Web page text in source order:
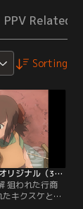
PPV Related
Sorting
NARUTO-ナルト- オリジナル（3） 動乱編 第188話
狙われた行商
キクスケと、